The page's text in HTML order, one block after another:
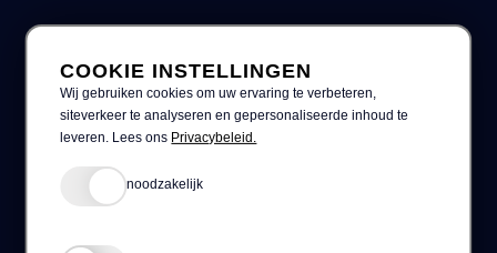
Op de hoogte blijven?
Schrijf je in voor ons Brand New(s)!
INSCHRIJVEN
COOKIE INSTELLINGEN
Wij gebruiken cookies om uw ervaring te verbeteren,
siteverkeer te analyseren en gepersonaliseerde inhoud te
leveren. Lees ons Privacybeleid.
noodzakelijk